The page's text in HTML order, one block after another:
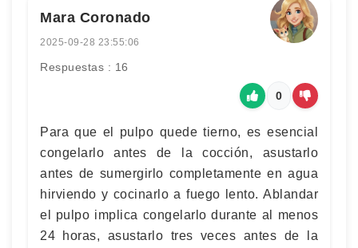
Mara Coronado
2025-09-28 23:55:06
Respuestas : 16
0
Para que el pulpo quede tierno, es esencial
congelarlo antes de la cocción, asustarlo
antes de sumergirlo completamente en agua
hirviendo y cocinarlo a fuego lento. Ablandar
el pulpo implica congelarlo durante al menos
24 horas, asustarlo tres veces antes de la